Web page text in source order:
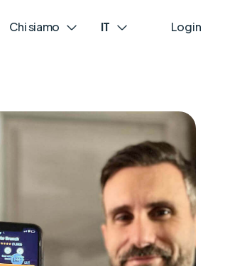
Chi siamo IT Login